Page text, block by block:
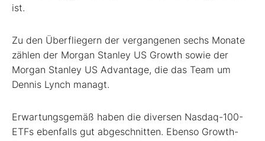
ist.
Zu den Überfliegern der vergangenen sechs Monate
zählen der Morgan Stanley US Growth sowie der
Morgan Stanley US Advantage, die das Team um
Dennis Lynch managt.
Erwartungsgemäß haben die diversen Nasdaq-100-
ETFs ebenfalls gut abgeschnitten. Ebenso Growth-